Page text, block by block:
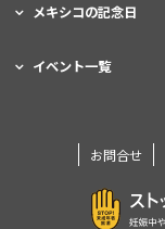
メキシコの記念日
イベント一覧
お問合せ